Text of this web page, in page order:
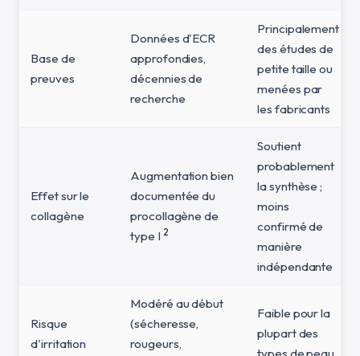
Base de
preuves
Données d'ECR
approfondies,
décennies de
recherche
Principalement
des études de
petite taille ou
menées par
les fabricants
Effet sur le
collagène
Augmentation bien
documentée du
procollagène de
type I 2
Soutient
probablement
la synthèse ;
moins
confirmé de
manière
indépendante
Risque
d'irritation
Modéré au début
(sécheresse,
rougeurs,
Faible pour la
plupart des